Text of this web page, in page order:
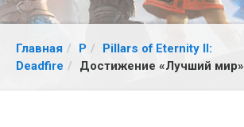
Главная P
Pillars of Eternity II:
Deadfire
Достижение «Лучший мир»